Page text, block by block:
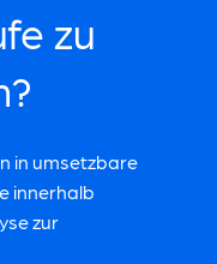
zu
in umsetzbare
innerhalb
zur